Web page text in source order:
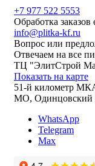
+7 977 522 5553
Обработка
info@plitka-kf.ru
Вопрос или
Отвечаем на все
ТЦ "ЭлитСтрой
Показать на карте
51-й километр
МО, Одинцовский
WhatsApp
Telegram
Max